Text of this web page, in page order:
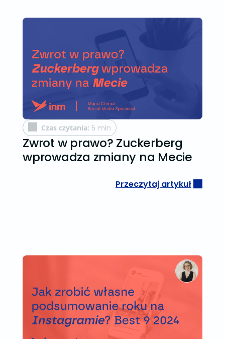
Czas czytania: 5 min
Zwrot w prawo? Zuckerberg
wprowadza zmiany na Mecie
Przeczytaj artykuł